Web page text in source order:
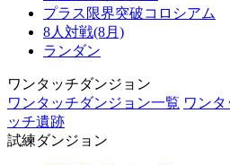
プラス限界突破コロシアム
8人対戦(8月)
ランダン
ワンタッチダンジョン
ワンタッチダンジョン一覧 ワン
ッチ遺跡
試練ダンジョン